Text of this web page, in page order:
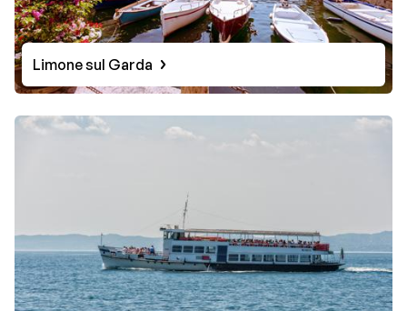
Limone sul Garda